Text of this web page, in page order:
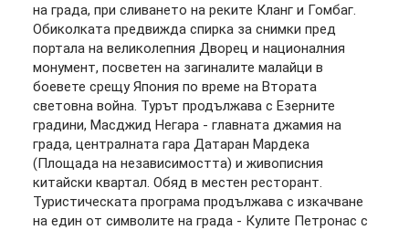
на града, при сливането на реките Кланг и Гомбаг.
Обиколката предвижда спирка за снимки пред
портала на великолепния Дворец и националния
монумент, посветен на загиналите малайци в
боевете срещу Япония по време на Втората
световна война. Турът продължава с Езерните
градини, Масджид Негара - главната джамия на
града, централната гара Датаран Мардека
(Площада на независимостта) и живописния
китайски квартал. Обяд в местен ресторант.
Туристическата програма продължава с изкачване
на един от символите на града - Кулите Петронас с